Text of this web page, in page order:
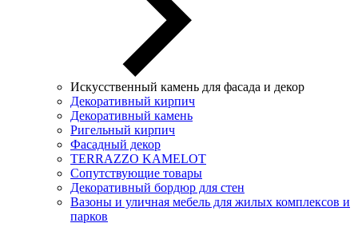
Искусственный камень для фасада и декор
Декоративный кирпич
Декоративный камень
Ригельный кирпич
Фасадный декор
TERRAZZO KAMELOT
Сопутствующие товары
Декоративный бордюр для стен
Вазоны и уличная мебель для жилых комплексов и
парков